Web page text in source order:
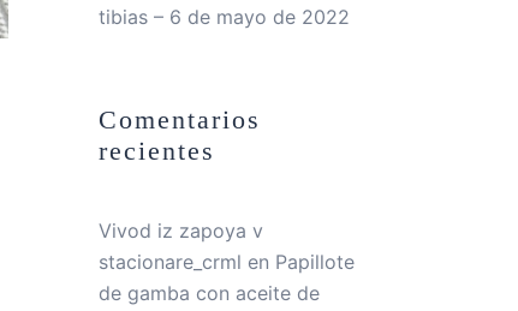
tibias – 6 de mayo de 2022
Comentarios
recientes
Vivod iz zapoya v
stacionare_crml en Papillote
de gamba con aceite de